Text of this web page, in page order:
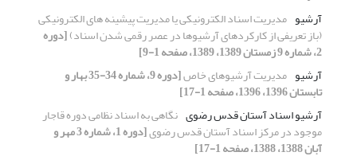
آرشیو مدیریت اسناد الکترونیکی یا مدیریت پیشینه های الکترونیکی
(باز تعریفی از کارکردهای آرشیوها در عصر رقمی شدن اسناد)[دوره
2، شماره 9 زمستان 1389، 1389، صفحه 1-9]
آرشیو مدیریت آرشیوهای خاص [دوره 9، شماره 34-35 بهار و
تابستان 1396، 1396، صفحه 1-17]
آرشیو اسناد آستان قدس رضوی نگاهی به اسناد نظامی دوره قاجار
موجود در مرکز اسناد آستان قدس رضوی [دوره 1، شماره 3 مهر و
آبان 1388، 1388، صفحه 1-17]